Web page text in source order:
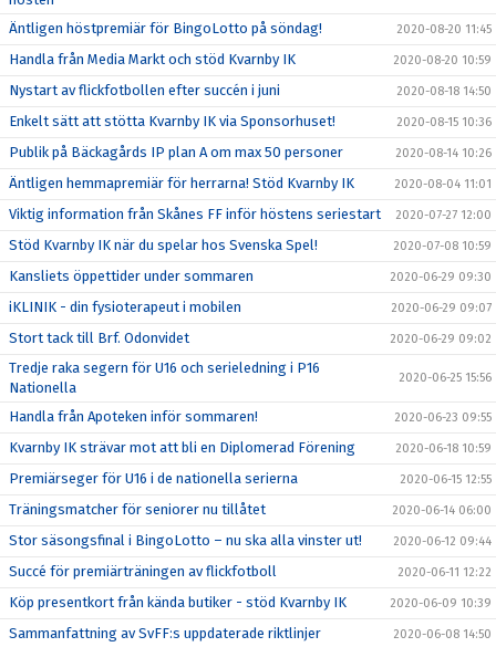
Äntligen höstpremiär för BingoLotto på söndag! 2020-08-20 11:45
Handla från Media Markt och stöd Kvarnby IK 2020-08-20 10:59
Nystart av flickfotbollen efter succén i juni 2020-08-18 14:50
Enkelt sätt att stötta Kvarnby IK via Sponsorhuset! 2020-08-15 10:36
Publik på Bäckagårds IP plan A om max 50 personer 2020-08-14 10:26
Äntligen hemmapremiär för herrarna! Stöd Kvarnby IK 2020-08-04 11:01
Viktig information från Skånes FF inför höstens seriestart 2020-07-27 12:00
Stöd Kvarnby IK när du spelar hos Svenska Spel! 2020-07-08 10:59
Kansliets öppettider under sommaren 2020-06-29 09:30
iKLINIK - din fysioterapeut i mobilen 2020-06-29 09:07
Stort tack till Brf. Odonvidet 2020-06-29 09:02
Tredje raka segern för U16 och serieledning i P16
Nationella
2020-06-25 15:56
Handla från Apoteken inför sommaren! 2020-06-23 09:55
Kvarnby IK strävar mot att bli en Diplomerad Förening 2020-06-18 10:59
Premiärseger för U16 i de nationella serierna 2020-06-15 12:55
Träningsmatcher för seniorer nu tillåtet 2020-06-14 06:00
Stor säsongsfinal i BingoLotto – nu ska alla vinster ut! 2020-06-12 09:44
Succé för premiärträningen av flickfotboll 2020-06-11 12:22
Köp presentkort från kända butiker - stöd Kvarnby IK 2020-06-09 10:39
Sammanfattning av SvFF:s uppdaterade riktlinjer 2020-06-08 14:50